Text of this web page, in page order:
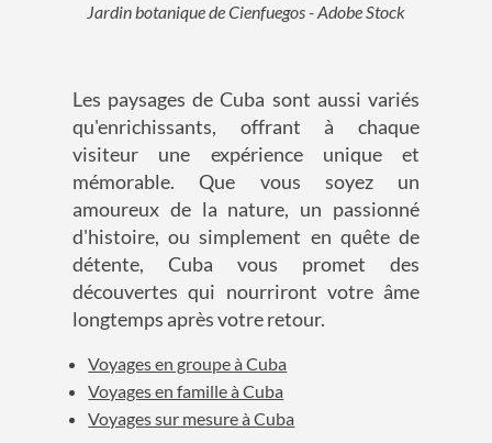
Jardin botanique de Cienfuegos - Adobe Stock
Les paysages de Cuba sont aussi variés
qu'enrichissants, offrant à chaque
visiteur une expérience unique et
mémorable. Que vous soyez un
amoureux de la nature, un passionné
d'histoire, ou simplement en quête de
détente, Cuba vous promet des
découvertes qui nourriront votre âme
longtemps après votre retour.
Voyages en groupe à Cuba
Voyages en famille à Cuba
Voyages sur mesure à Cuba